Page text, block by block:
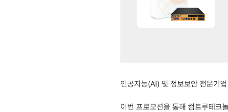
인공지능(AI) 및 정보보안 전문기
이번 프로모션을 통해 컴트루테크